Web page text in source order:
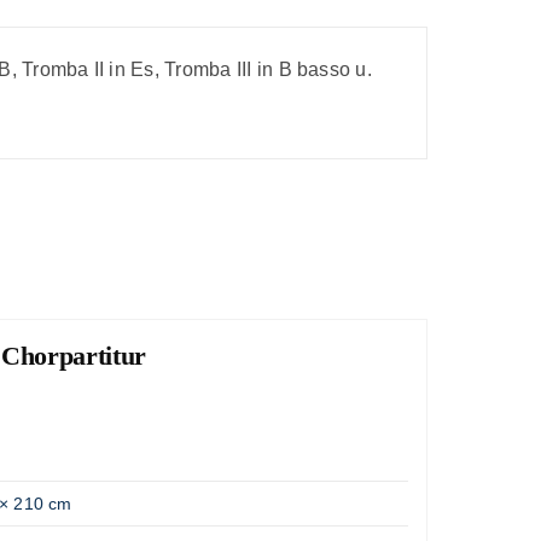
Tromba II in Es, Tromba III in B basso u.
Chorpartitur
210 cm